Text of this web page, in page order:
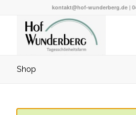
kontakt@hof-wunderberg.de |
Shop